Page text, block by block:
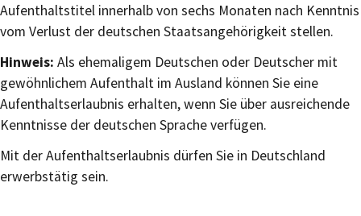
Aufenthaltstitel innerhalb von sechs Monaten nach Kenntnis
vom Verlust der deutschen Staatsangehörigkeit stellen.
Hinweis: Als ehemaligem Deutschen oder Deutscher mit
gewöhnlichem Aufenthalt im Ausland können Sie eine
Aufenthaltserlaubnis erhalten, wenn Sie über ausreichende
Kenntnisse der deutschen Sprache verfügen.
Mit der Aufenthaltserlaubnis dürfen Sie in Deutschland
erwerbstätig sein.